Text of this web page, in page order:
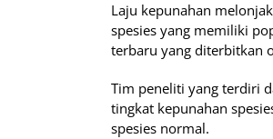
Laju kepunahan
spesies yang memiliki
terbaru yang diterbitkan
Tim peneliti yang terdiri
tingkat kepunahan
spesies normal.